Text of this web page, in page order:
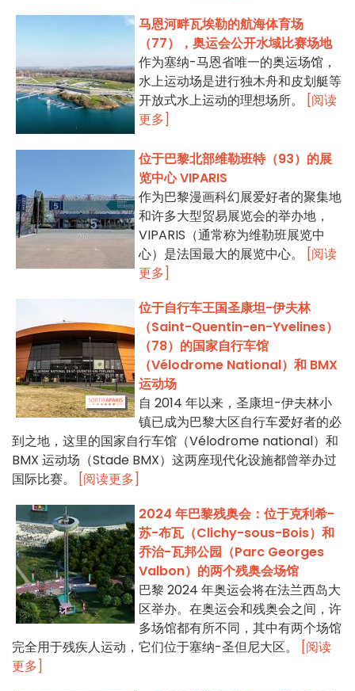
马恩河畔瓦埃勒的航海体育场
（77），奥运会公开水域比赛场地
作为塞纳-马恩省唯一的奥运场馆，
水上运动场是进行独木舟和皮划艇等
开放式水上运动的理想场所。
[阅读
更多]
位于巴黎北部维勒班特（93）的展
览中心 VIPARIS
作为巴黎漫画科幻展爱好者的聚集地
和许多大型贸易展览会的举办地，
VIPARIS（通常称为维勒班展览中
心）是法国最大的展览中心。
[阅读
更多]
位于自行车王国圣康坦-伊夫林
（Saint-Quentin-en-Yvelines）
（78）的国家自行车馆
（Vélodrome National）和 BMX
运动场
自 2014 年以来，圣康坦-伊夫林小
镇已成为巴黎大区自行车爱好者的必
到之地，这里的国家自行车馆（Vélodrome national）和
BMX 运动场（Stade BMX）这两座现代化设施都曾举办过
国际比赛。
[阅读更多]
2024 年巴黎残奥会：位于克利希-
苏-布瓦（Clichy-sous-Bois）和
乔治-瓦邦公园（Parc Georges
Valbon）的两个残奥会场馆
巴黎 2024 年奥运会将在法兰西岛大
区举办。在奥运会和残奥会之间，许
多场馆都有所不同，其中有两个场馆
完全用于残疾人运动，它们位于塞纳-圣但尼大区。
[阅读
更多]